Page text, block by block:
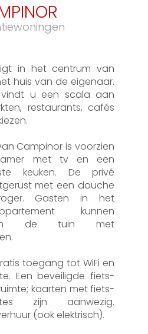
in het centrum van
huis van de eigenaar.
u een scala aan
restaurants, cafés
Campinor is voorzien
met tv en een
keuken. De privé
met een douche
Gasten in het
kunnen
in de tuin met
toegang tot WiFi en
Een beveiligde fiets-
kaarten met fiets-
zijn aanwezig.
(ook elektrisch).